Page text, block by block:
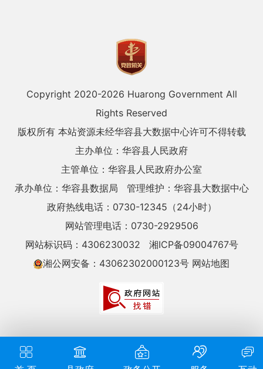
Copyright 2020-2026 Huarong Government All
Rights Reserved
版权所有 本站资源未经华容县大数据中心许可不得转载
主办单位：华容县人民政府
主管单位：华容县人民政府办公室
承办单位：华容县数据局
管理维护：华容县大数据中心
政府热线电话：0730-12345（24小时）
网站管理电话：0730-2929506
网站标识码：4306230032
湘ICP备09004767号
湘公网安备：43062302000123号 网站地图